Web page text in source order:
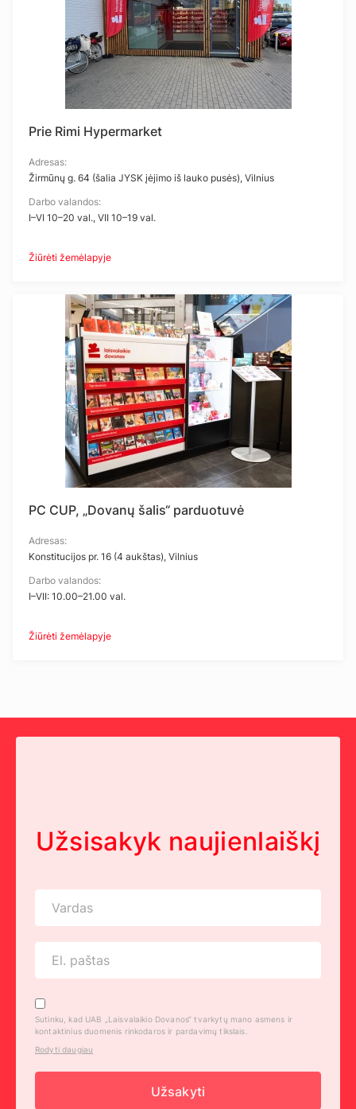
Prie Rimi Hypermarket
Adresas:
Žirmūnų g. 64 (šalia JYSK įėjimo iš lauko pusės), Vilnius
Darbo valandos:
I–VI 10–20 val., VII 10–19 val.
Žiūrėti žemėlapyje
PC CUP, „Dovanų šalis“ parduotuvė
Adresas:
Konstitucijos pr. 16 (4 aukštas), Vilnius
Darbo valandos:
I–VII: 10.00–21.00 val.
Žiūrėti žemėlapyje
Užsisakyk naujienlaiškį
Sutinku, kad UAB „Laisvalaikio Dovanos“ tvarkytų mano asmens ir
kontaktinius duomenis rinkodaros ir pardavimų tikslais.
Rodyti daugiau
Užsakyti